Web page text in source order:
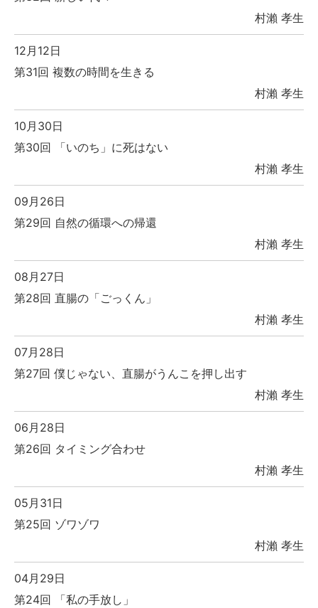
村瀨 孝生
12月12日
第31回 複数の時間を生きる
村瀨 孝生
10月30日
第30回 「いのち」に死はない
村瀨 孝生
09月26日
第29回 自然の循環への帰還
村瀨 孝生
08月27日
第28回 直腸の「ごっくん」
村瀨 孝生
07月28日
第27回 僕じゃない、直腸がうんこを押し出す
村瀨 孝生
06月28日
第26回 タイミング合わせ
村瀨 孝生
05月31日
第25回 ゾワゾワ
村瀨 孝生
04月29日
第24回 「私の手放し」